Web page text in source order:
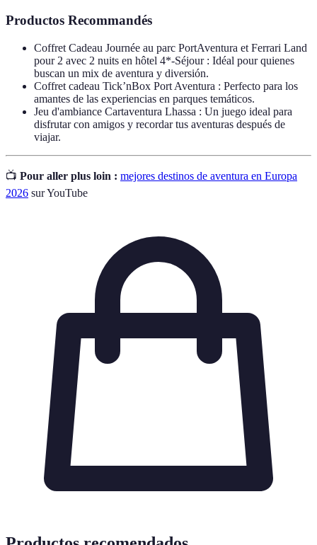
Productos Recommandés
Coffret Cadeau Journée au parc PortAventura et Ferrari Land
pour 2 avec 2 nuits en hôtel 4*-Séjour : Idéal pour quienes
buscan un mix de aventura y diversión.
Coffret cadeau Tick’nBox Port Aventura : Perfecto para los
amantes de las experiencias en parques temáticos.
Jeu d'ambiance Cartaventura Lhassa : Un juego ideal para
disfrutar con amigos y recordar tus aventuras después de
viajar.
📺 Pour aller plus loin : mejores destinos de aventura en Europa
2026 sur YouTube